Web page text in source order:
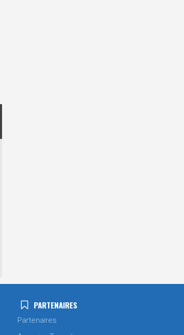
PARTENAIRES
Partenaires